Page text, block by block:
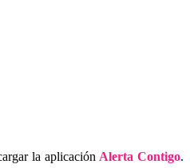
la aplicación Alerta Contigo.